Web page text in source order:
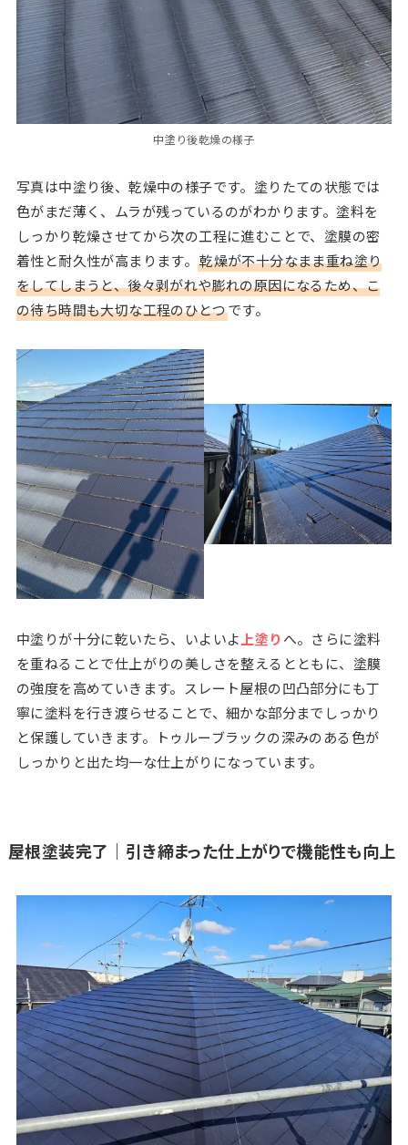
中塗り後乾燥の様子
写真は中塗り後、乾燥中の様子です。塗りたての状態では
色がまだ薄く、ムラが残っているのがわかります。塗料を
しっかり乾燥させてから次の工程に進むことで、塗膜の密
着性と耐久性が高まります。乾燥が不十分なまま重ね塗り
をしてしまうと、後々剥がれや膨れの原因になるため、こ
の待ち時間も大切な工程のひとつです。
中塗りが十分に乾いたら、いよいよ上塗り へ。さらに塗料
を重ねることで仕上がりの美しさを整えるとともに、塗膜
の強度を高めていきます。スレート屋根の凹凸部分にも丁
寧に塗料を行き渡らせることで、細かな部分までしっかり
と保護していきます。トゥルーブラックの深みのある色が
しっかりと出た均一な仕上がりになっています。
屋根塗装完了｜引き締まった仕上がりで機能性も向上